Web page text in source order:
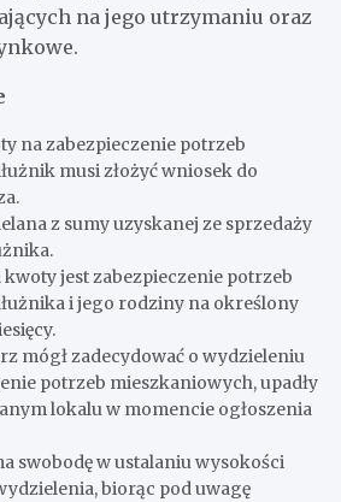
na jego utrzymaniu oraz
na zabezpieczenie potrzeb
musi złożyć wniosek do
z sumy uzyskanej ze sprzedaży
jest zabezpieczenie potrzeb
i jego rodziny na określony
mógł zadecydować o wydzieleniu
potrzeb mieszkaniowych, upadły
lokalu w momencie ogłoszenia
swobodę w ustalaniu wysokości
biorąc pod uwagę